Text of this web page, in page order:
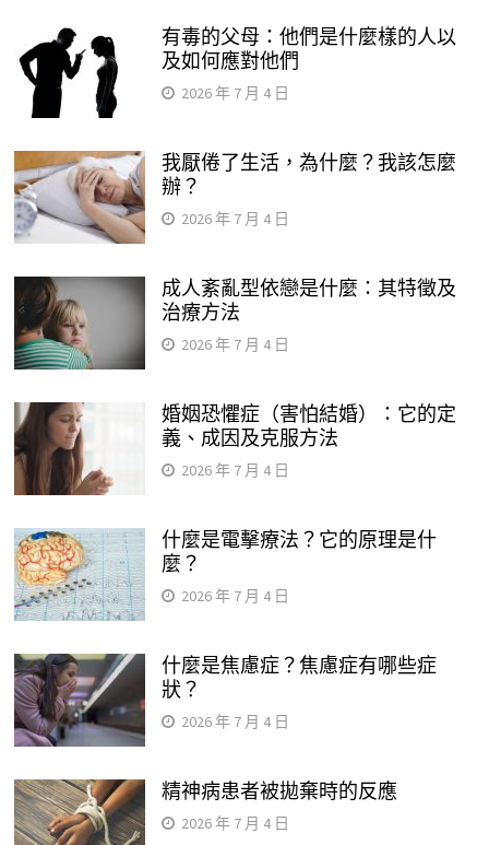
有毒的父母：他們是什麼樣的人以
及如何應對他們
2026 年 7 月 4 日
我厭倦了生活，為什麼？我該怎麼
辦？
2026 年 7 月 4 日
成人紊亂型依戀是什麼：其特徵及
治療方法
2026 年 7 月 4 日
婚姻恐懼症（害怕結婚）：它的定
義、成因及克服方法
2026 年 7 月 4 日
什麼是電擊療法？它的原理是什
麼？
2026 年 7 月 4 日
什麼是焦慮症？焦慮症有哪些症
狀？
2026 年 7 月 4 日
精神病患者被拋棄時的反應
2026 年 7 月 4 日